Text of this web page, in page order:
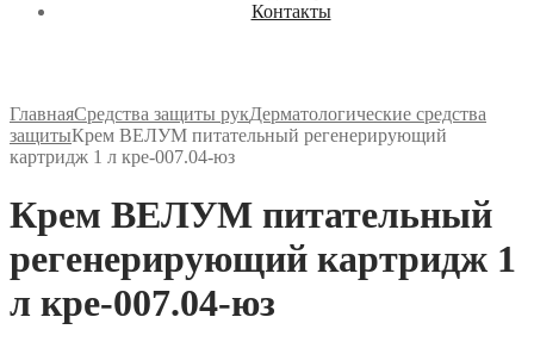
Контакты
ГлавнаяСредства защиты рукДерматологические средства
защитыКрем ВЕЛУМ питательный регенерирующий
картридж 1 л кре-007.04-юз
Крем ВЕЛУМ питательный
регенерирующий картридж 1
л кре-007.04-юз